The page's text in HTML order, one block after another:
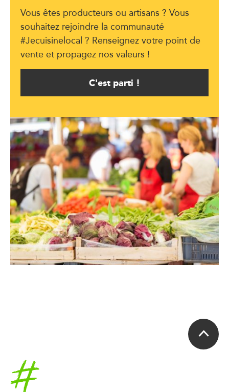
Vous êtes producteurs ou artisans ? Vous
souhaitez rejoindre la communauté
#Jecuisinelocal ? Renseignez votre point de
vente et propagez nos valeurs !
C'est parti !
Accueil